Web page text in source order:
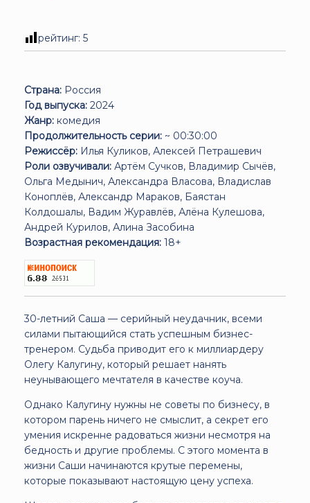
рейтинг: 5
Страна: Россия
Год выпуска: 2024
Жанр: комедия
Продолжительность серии: ~ 00:30:00
Режиссёр: Илья Куликов, Алексей Петрашевич
Роли озвучивали: Артём Сучков, Владимир Сычёв,
Ольга Медынич, Александра Власова, Владислав
Коноплёв, Александр Мараков, Баястан
Колдошалы, Вадим Журавлёв, Алёна Кулешова,
Андрей Курилов, Алина Засобина
Возрастная рекомендация: 18+
30-летний Саша — серийный неудачник, всеми
силами пытающийся стать успешным бизнес-
тренером. Судьба приводит его к миллиардеру
Олегу Калугину, который решает нанять
неунывающего мечтателя в качестве коуча.
Однако Калугину нужны не советы по бизнесу, в
котором парень ничего не смыслит, а секрет его
умения искренне радоваться жизни несмотря на
бедность и другие проблемы. С этого момента в
жизни Саши начинаются крутые перемены,
которые показывают настоящую цену успеха.